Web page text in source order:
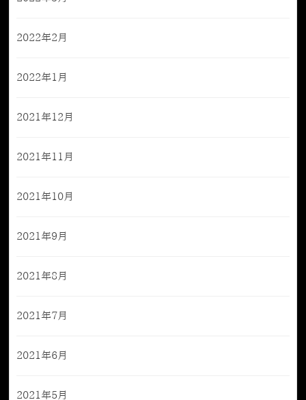
2022年2月
2022年1月
2021年12月
2021年11月
2021年10月
2021年9月
2021年8月
2021年7月
2021年6月
2021年5月